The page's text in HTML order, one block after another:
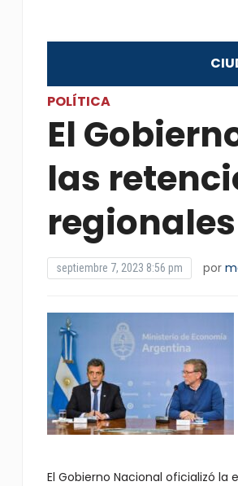
POLÍTICA
El
las
septiembre 7, 2023 8:56 pm por
El Gobierno Nacional oficializó